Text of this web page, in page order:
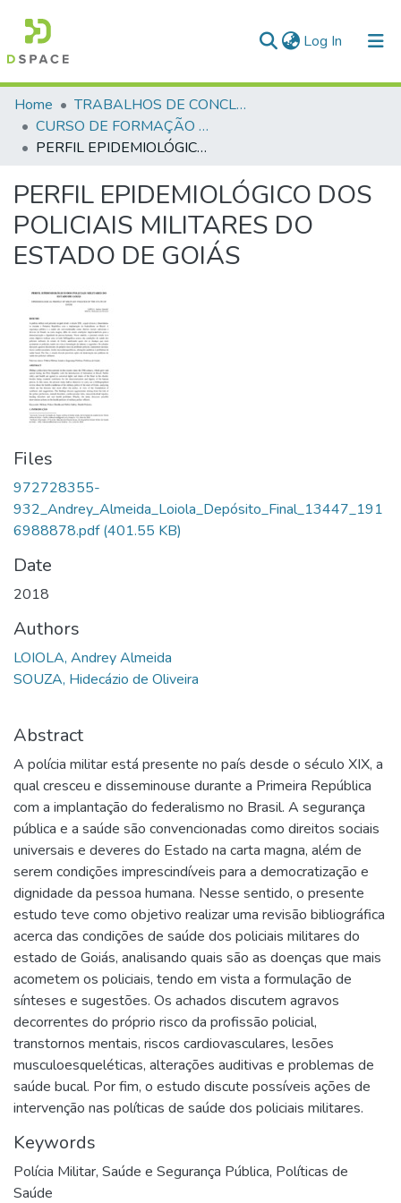
Log In (current)
Communities & Collections
All of DSpace
Home
TRABALHOS DE CONCLUSÃO DE CURSO - CFP (CURSO DE FORMAÇÃO DE PRAÇAS)
CURSO DE FORMAÇÃO DE PRAÇAS - CFP - 2018
PERFIL EPIDEMIOLÓGICO DOS POLICIAIS MILITARES DO ESTADO DE GOIÁS
PERFIL EPIDEMIOLÓGICO DOS
POLICIAIS MILITARES DO
ESTADO DE GOIÁS
Files
972728355-
932_Andrey_Almeida_Loiola_Depósito_Final_13447_191
6988878.pdf(401.55 KB)
Date
2018
Authors
LOIOLA, Andrey Almeida
SOUZA, Hidecázio de Oliveira
Abstract
A polícia militar está presente no país desde o século XIX, a
qual cresceu e disseminouse durante a Primeira República
com a implantação do federalismo no Brasil. A segurança
pública e a saúde são convencionadas como direitos sociais
universais e deveres do Estado na carta magna, além de
serem condições imprescindíveis para a democratização e
dignidade da pessoa humana. Nesse sentido, o presente
estudo teve como objetivo realizar uma revisão bibliográfica
acerca das condições de saúde dos policiais militares do
estado de Goiás, analisando quais são as doenças que mais
acometem os policiais, tendo em vista a formulação de
sínteses e sugestões. Os achados discutem agravos
decorrentes do próprio risco da profissão policial,
transtornos mentais, riscos cardiovasculares, lesões
musculoesqueléticas, alterações auditivas e problemas de
saúde bucal. Por fim, o estudo discute possíveis ações de
intervenção nas políticas de saúde dos policiais militares.
Keywords
Polícia Militar, Saúde e Segurança Pública, Políticas de
Saúde